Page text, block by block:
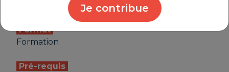
Je contribue
demandeurs d'emploi
Format
Formation
Pré-requis